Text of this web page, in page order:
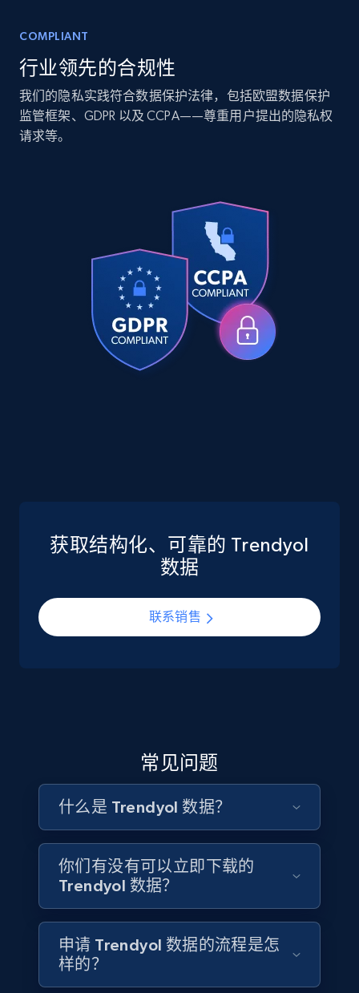
Companies information enriched dataset
URL, ID lc, Name lc, Country code lc, Locations
lc, Followers lc, Employees in linkedin lc, About
lc, and more.
Business
Walmart - products
URL, Final price, Sku, Currency, Gtin,
Specifications, Image urls, Top reviews, and
eCommerce
price, Final price, Discount percent, and more.
name, Certifications, Profile location, Profile
connections, and more.
Business Enriched
5.3K+ 384+ 立即购买
YouTube - Channels
URL, Handle, Handle md5, Banner img, Profile
image, Name, Subscribers, Description, and
COMPLIANT
行业领先的合规性
我们的隐私实践符合数据保护法律，包括欧盟数据保护
监管框架、GDPR 以及 CCPA——尊重用户提出的隐私权
请求等。
获取结构化、可靠的 Trendyol
数据
联系销售
常见问题
什么是 Trendyol 数据？
你们有没有可以立即下载的
Trendyol 数据？
申请 Trendyol 数据的流程是怎
样的？